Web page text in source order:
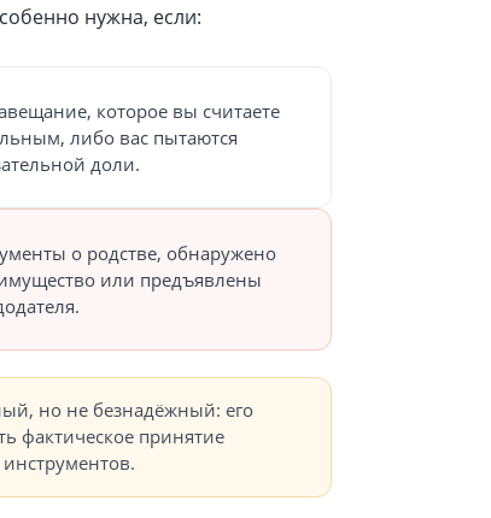
нужна, если:
которое вы считаете
либо вас пытаются
доли.
о родстве, обнаружено
или предъявлены
но не безнадёжный: его
фактическое принятие